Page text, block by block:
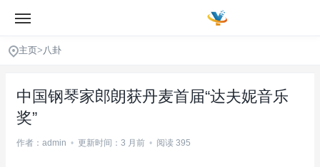
主页>八卦
中国钢琴家郎朗获丹麦首届“达夫妮音乐
奖”
作者：admin • 更新时间：3 月前 • 阅读 395